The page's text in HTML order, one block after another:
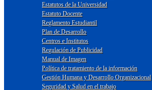
Estatutos de la Universidad
Estatuto Docente
Reglamento Estudiantil
Plan de Desarrollo
Centros e Institutos
Regulación de Publicidad
Manual de Imagen
Política de tratamiento de la información
Gestión Humana y Desarrollo Organizacional
Seguridad y Salud en el trabajo